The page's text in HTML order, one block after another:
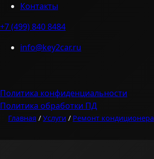
Контакты
+7 (499) 840 8484
info@key2car.ru
Политика конфиденциальности
Политика обработки ПД
Главная / Услуги / Ремонт кондиционера